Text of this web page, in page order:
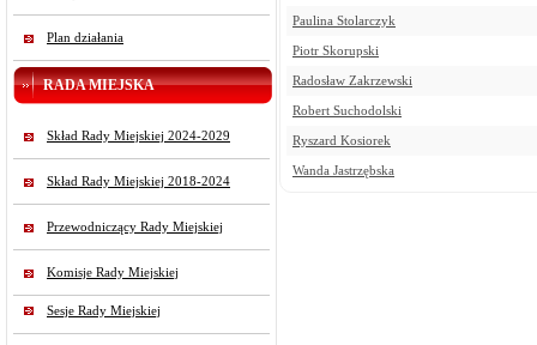
Plan działania
RADA MIEJSKA
Skład Rady Miejskiej 2024-2029
Skład Rady Miejskiej 2018-2024
Przewodniczący Rady Miejskiej
Komisje Rady Miejskiej
Sesje Rady Miejskiej
Paulina Stolarczyk
Piotr Skorupski
Radosław Zakrzewski
Robert Suchodolski
Ryszard Kosiorek
Wanda Jastrzębska